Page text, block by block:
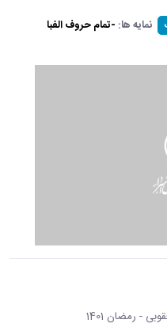
نمایه ها: -تمام حروف الفبا
- رمضان 1401